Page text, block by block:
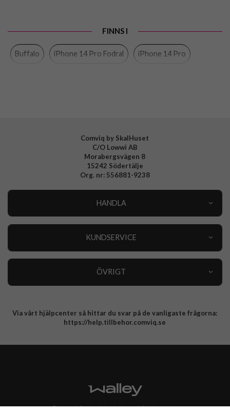
Kortfack, Löstagbart skal, Trådlös laddning-
kompatibel
FINNS I
Buffalo iPhone 14 Pro Fodral iPhone 14 Pro
Comviq by SkalHuset
C/O Lowwi AB
Morabergsvägen 8
15242 Södertälje
Org. nr: 556881-9238
HANDLA
KUNDSERVICE
ÖVRIGT
Integritetspolicy
Via vårt hjälpcenter så hittar du svar på de vanligaste frågorna:
https://help.tillbehor.comviq.se